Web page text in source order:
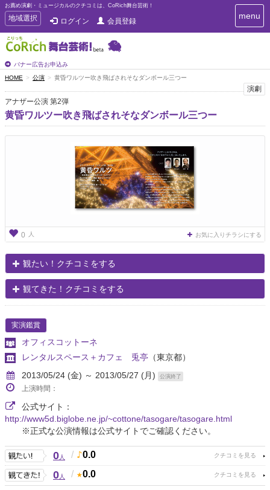
お薦め演劇・ミュージカルのクチコミは、CoRich舞台芸術！
T
o
g
g
e
n
a
v
i
g
地域選択 ログイン 会員登録
バナー広告お申込み
T
o
i
g
menu
HOME 公演 黄昏ワルツー吹き飛ばされそなダンボール三つー
演劇
アナザー公演 第2弾
黄昏ワルツー吹き飛ばされそなダンボール三つー
0 人 お気に入りチラシにする
観たい！クチコミをする
観てきた！クチコミをする
実演鑑賞
オフィスコットーネ
レンタルスペース＋カフェ 兎亭 （東京都）
2013/05/24 (金) ～ 2013/05/27 (月)
公演終了
上演時間：
公式サイト：
http://www5d.biglobe.ne.jp/~cottone/tasogare/tasogare.html
※正式な公演情報は公式サイトでご確認ください。
0人 / 0.0
0人 / 0.0